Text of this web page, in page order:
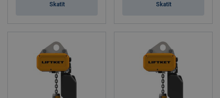
Skatīt Skatīt